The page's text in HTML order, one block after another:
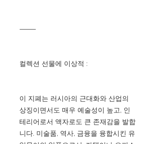
⸻
컬렉션 선물에 이상적 :
이 지폐는 러시아의 근대화와 산업의
상징이면서도 매우 예술성이 높고, 인
테리어로서 액자로도 큰 존재감을 발합
니다. 미술품, 역사, 금융을 융합시킨 유